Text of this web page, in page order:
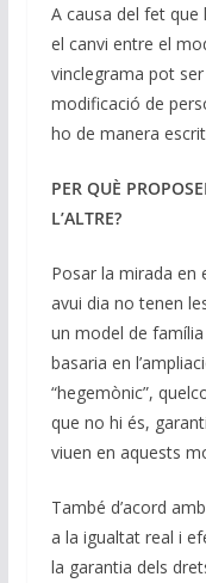
A causa del fet que
el canvi entre el
vinclegrama pot
modificació de
ho de manera
PER QUÈ
L’ALTRE?
Posar la mirada en
avui dia no tenen
un model de
basaria en
“hegemònic”,
que no hi és,
viuen en aquests
També d’acord
a la igualtat real i
la garantia dels